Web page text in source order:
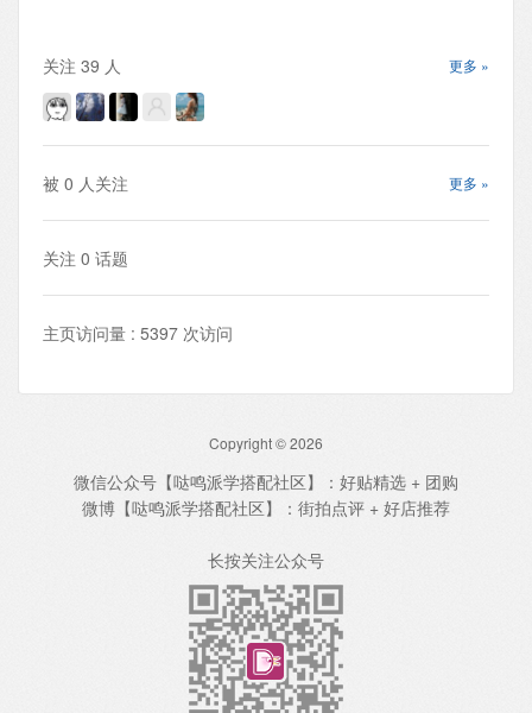
更多 »
关注 39 人
更多 »
被 0 人关注
关注 0 话题
主页访问量 : 5397 次访问
Copyright © 2026
微信公众号【哒鸣派学搭配社区】：好贴精选 + 团购
微博【哒鸣派学搭配社区】：街拍点评 + 好店推荐
长按关注公众号